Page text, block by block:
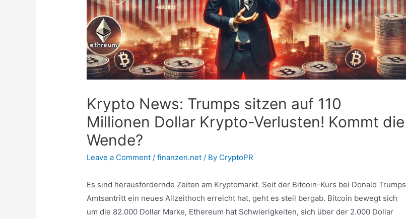
Krypto News: Trumps sitzen auf 110
Millionen Dollar Krypto-Verlusten! Kommt die
Wende?
Leave a Comment /finanzen.net / By CryptoPR
Es sind herausfordernde Zeiten am Kryptomarkt. Seit der Bitcoin-Kurs bei Donald Trumps
Amtsantritt ein neues Allzeithoch erreicht hat, geht es steil bergab. Bitcoin bewegt sich
um die 82.000 Dollar Marke, Ethereum hat Schwierigkeiten, sich über der 2.000 Dollar